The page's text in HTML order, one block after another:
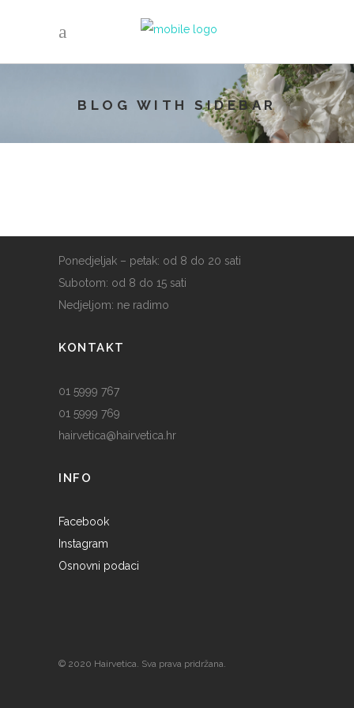
BLOG WITH SIDEBAR
Ponedjeljak – petak: od 8 do 20 sati
Subotom: od 8 do 15 sati
Nedjeljom: ne radimo
KONTAKT
01 5999 767
01 5999 769
hairvetica@hairvetica.hr
INFO
Facebook
Instagram
Osnovni podaci
© 2020 Hairvetica. Sva prava pridržana.